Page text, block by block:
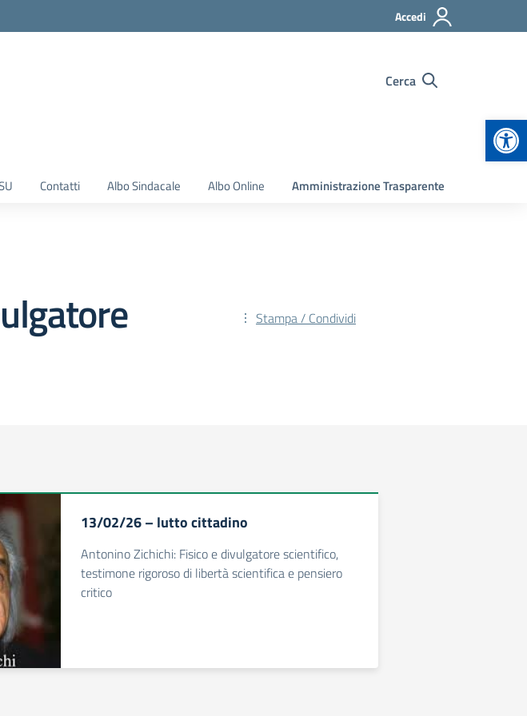
Accedi
Cerca
Contatti Albo Sindacale Albo Online Amministrazione Trasparente
Stampa / Condividi
13/02/26 – lutto cittadino
Antonino Zichichi: Fisico e divulgatore scientifico,
testimone rigoroso di libertà scientifica e pensiero
critico